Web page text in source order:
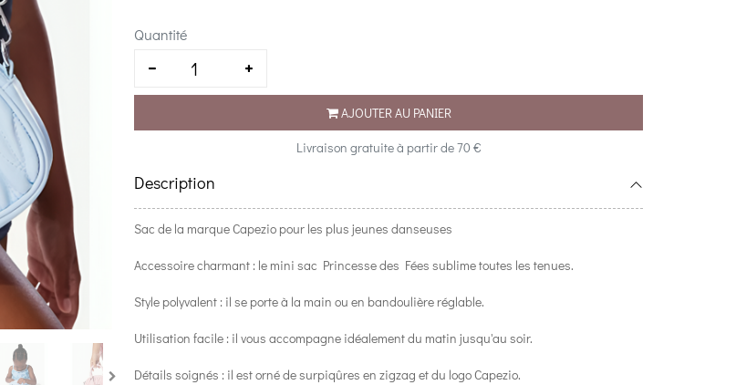
Quantité
AJOUTER AU PANIER
Livraison gratuite à partir de 70 €
Description
Sac de la marque Capezio pour les plus jeunes danseuses
Accessoire charmant : le mini sac Princesse des Fées sublime toutes les tenues.
Style polyvalent : il se porte à la main ou en bandoulière réglable.
Utilisation facile : il vous accompagne idéalement du matin jusqu'au soir.
Détails soignés : il est orné de surpiqûres en zigzag et du logo Capezio.